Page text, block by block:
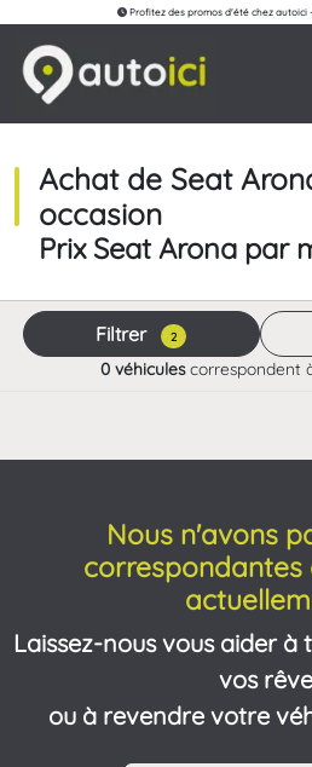
Profitez des promos d'été chez autoici
Achat de Seat
occasion
Prix Seat Arona par
Filtrer 2
0 véhiculescorrespondent
Nous n'avons
correspondantes
Laissez-nous vous aider
vos
ou à revendre votre